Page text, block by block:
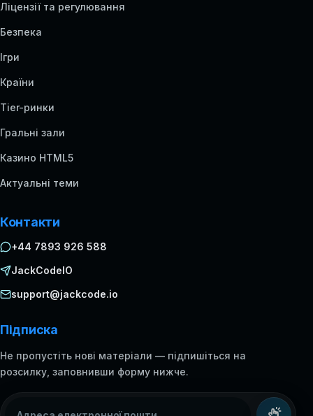
Ліцензії та регулювання
Безпека
Ігри
Країни
Tier-ринки
Гральні зали
Казино HTML5
Актуальні теми
Контакти
+44 7893 926 588
JackCodeIO
support@jackcode.io
Підписка
Не пропустіть нові матеріали — підпишіться на
розсилку, заповнивши форму нижче.